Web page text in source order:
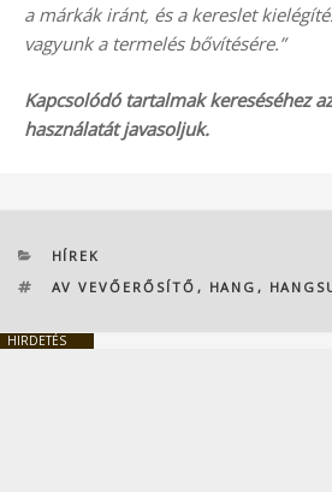
a márkák iránt, és a kereslet
vagyunk a termelés bővítésére.”
Kapcsolódó tartalmak kereséséhez
használatát javasoljuk.
KATEGÓRIÁK
HÍREK
CÍMKÉK
AV VEVŐERŐSÍTŐ , HANG ,
HIRDETÉS